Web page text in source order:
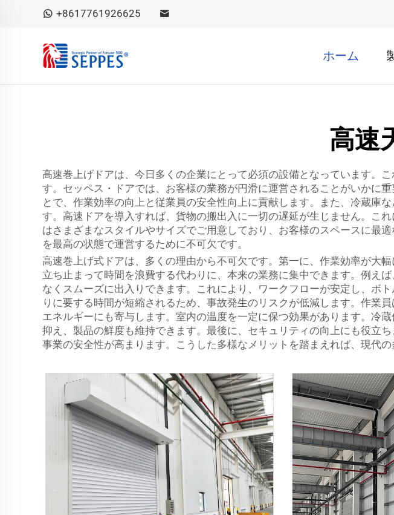
+8617761926625
ホーム
高速
高速巻上げドアは、今日多くの企業にとって必須の設備となっています。
す。セッペス・ドアでは、お客様の業務が円滑に運営されることがいかに
とで、作業効率の向上と従業員の安全性向上に貢献します。また、冷蔵庫
す。高速ドアを導入すれば、貨物の搬出入に一切の遅延が生じません。こ
はさまざまなスタイルやサイズでご用意しており、お客様のスペースに最
を最高の状態で運営するために不可欠です。
高速巻上げ式ドアは、多くの理由から不可欠です。第一に、作業効率が大
立ち止まって時間を浪費する代わりに、本来の業務に集中できます。例え
なくスムーズに出入りできます。これにより、ワークフローが安定し、ボ
りに要する時間が短縮されるため、事故発生のリスクが低減します。作業
エネルギーにも寄与します。室内の温度を一定に保つ効果があります。冷
抑え、製品の鮮度も維持できます。最後に、セキュリティの向上にも役立
事業の安全性が高まります。こうした多様なメリットを踏まえれば、現代